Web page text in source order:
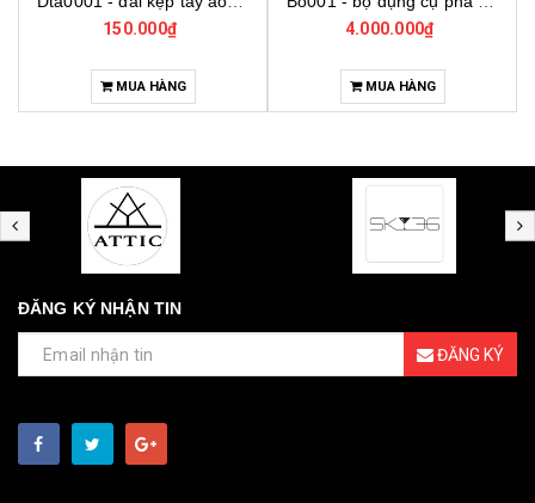
150.000₫
MUA HÀNG
4.000.000₫
MUA HÀNG
ĐĂNG KÝ NHẬN TIN
ĐĂNG KÝ